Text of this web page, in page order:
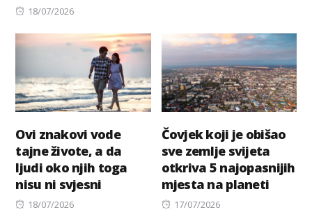
Posted
18/07/2026
Ovi znakovi vode
tajne živote, a da
ljudi oko njih toga
nisu ni svjesni
Posted
18/07/2026
Čovjek koji je obišao
sve zemlje svijeta
otkriva 5 najopasnijih
mjesta na planeti
Posted
17/07/2026